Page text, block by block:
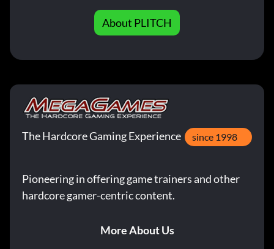
About PLITCH
The Hardcore Gaming Experience since 1998
Pioneering in offering game trainers and other
hardcore gamer-centric content.
More About Us